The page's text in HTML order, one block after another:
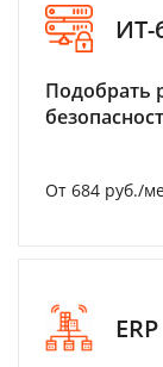
ИТ-
Подобрать
От 684 руб./
ERP